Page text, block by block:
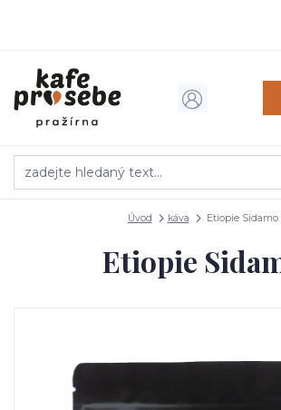
Úvod káva Etiopie Sidamo
Etiopie